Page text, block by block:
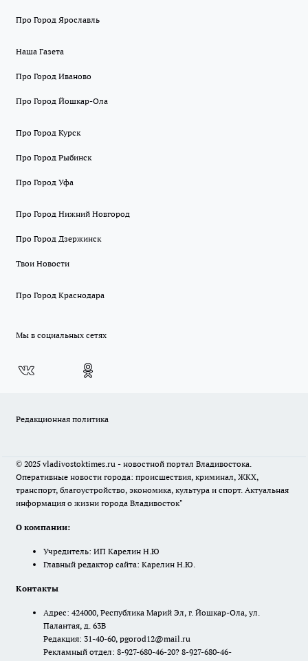
Про Город Ярославль
Наша Газета
Про Город Иваново
Про Город Йошкар-Ола
Про Город Курск
Про Город Рыбинск
Про Город Уфа
Про Город Нижний Новгород
Про Город Дзержинск
Твои Новости
Про Город Краснодара
Мы в социальных сетях
Редакционная политика
© 2025 vladivostoktimes.ru - новостной портал Владивостока.
Оперативные новости города: происшествия, криминал, ЖКХ,
транспорт, благоустройство, экономика, культура и спорт. Актуальная
информация о жизни города Владивосток"
О компании:
Учредитель: ИП Карелин Н.Ю
Главный редактор сайта: Карелин Н.Ю.
Контакты
Адрес: 424000, Республика Марий Эл, г. Йошкар-Ола, ул.
Палантая, д. 63В
Редакция: 31-40-60, pgorod12@mail.ru
Рекламный отдел: 8-927-680-46-20? 8-927-680-46-